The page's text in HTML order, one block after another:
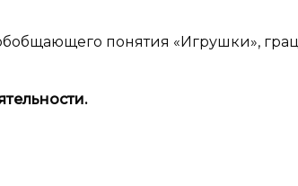
понятия «Игрушки»,